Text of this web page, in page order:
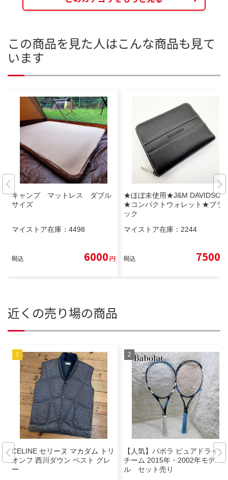
この商品を見た人はこんな商品も見て
います
キャンプ マットレス ダブル
サイズ
マイストア在庫： 4498
税込 6000円
★ほぼ未使用★J&M DAVIDSON
★コンパクトウォレット★ブラ
ック
マイストア在庫： 2244
税込 7500
近くの売り場の商品
CELINE セリーヌ マカダム トリ
オンフ 西川ダウン ベスト グレ
ー
【人気】バボラ ピュアドライブ
チーム 2015年・2002年モデ
ル セット売り